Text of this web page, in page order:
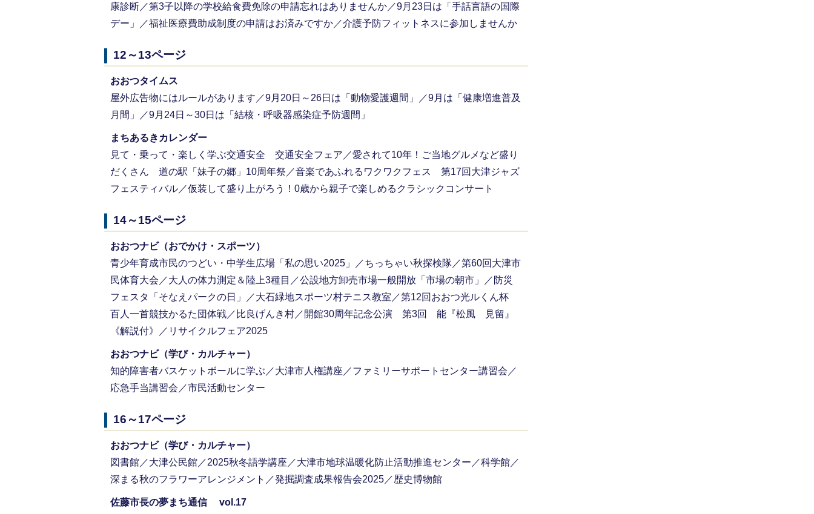
康診断／第3子以降の学校給食費免除の申請忘れはありませんか／9月23日は「手話言語の国際
デー」／福祉医療費助成制度の申請はお済みですか／介護予防フィットネスに参加しませんか
12～13ページ
おおつタイムス
屋外広告物にはルールがあります／9月20日～26日は「動物愛護週間」／9月は「健康増進普及
月間」／9月24日～30日は「結核・呼吸器感染症予防週間」
まちあるきカレンダー
見て・乗って・楽しく学ぶ交通安全 交通安全フェア／愛されて10年！ご当地グルメなど盛り
だくさん 道の駅「妹子の郷」10周年祭／音楽であふれるワクワクフェス 第17回大津ジャズ
フェスティバル／仮装して盛り上がろう！0歳から親子で楽しめるクラシックコンサート
14～15ページ
おおつナビ（おでかけ・スポーツ）
青少年育成市民のつどい・中学生広場「私の思い2025」／ちっちゃい秋探検隊／第60回大津市
民体育大会／大人の体力測定＆陸上3種目／公設地方卸売市場一般開放「市場の朝市」／防災
フェスタ「そなえパークの日」／大石緑地スポーツ村テニス教室／第12回おおつ光ルくん杯
百人一首競技かるた団体戦／比良げんき村／開館30周年記念公演 第3回 能『松風 見留』
《解説付》／リサイクルフェア2025
おおつナビ（学び・カルチャー）
知的障害者バスケットボールに学ぶ／大津市人権講座／ファミリーサポートセンター講習会／
応急手当講習会／市民活動センター
16～17ページ
おおつナビ（学び・カルチャー）
図書館／大津公民館／2025秋冬語学講座／大津市地球温暖化防止活動推進センター／科学館／
深まる秋のフラワーアレンジメント／発掘調査成果報告会2025／歴史博物館
佐藤市長の夢まち通信 vol.17